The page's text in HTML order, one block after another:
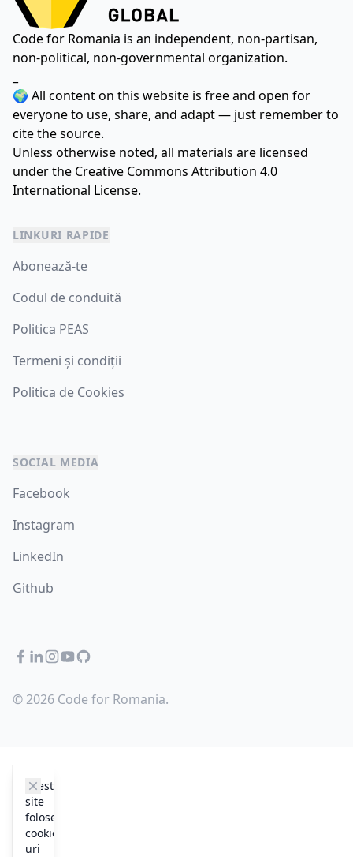
Code for Romania is an independent, non-partisan,
non-political, non-governmental organization.
🌍 All content on this website is free and open for
everyone to use, share, and adapt — just remember to
cite the source.
Unless otherwise noted, all materials are licensed
under the Creative Commons Attribution 4.0
International License.
LINKURI RAPIDE
Abonează-te
Codul de conduită
Politica PEAS
Termeni și condiții
Politica de Cookies
SOCIAL MEDIA
Facebook
Instagram
LinkedIn
Github
Facebook
LinkedIn
Instagram
YouTube
GitHub
© 2026 Code for Romania.
Acest
site
folosește
cookie-
uri
cookie_notice.clos3